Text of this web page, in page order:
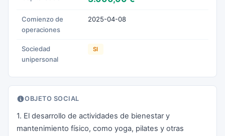
Comienzo de
operaciones
2025-04-08
Sociedad
unipersonal
SI
OBJETO SOCIAL
1. El desarrollo de actividades de bienestar y
mantenimiento físico, como yoga, pilates y otras